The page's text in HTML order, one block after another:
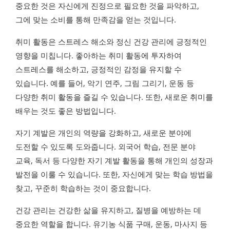
중요한 것은 자신에게 진정으로 필요한 것을 파악하고,
그에 맞는 소비를 통해 만족감을 얻는 것입니다.
취미 활동은 스트레스 해소와 정신 건강 관리에 긍정적인
영향을 미칩니다. 좋아하는 취미 활동에 투자하여
스트레스를 해소하고, 긍정적인 감정을 유지할 수
있습니다. 예를 들어, 악기 연주, 그림 그리기, 운동 등
다양한 취미 활동을 즐길 수 있습니다. 또한, 새로운 취미를
배우는 것도 좋은 방법입니다.
자기 계발은 개인의 역량을 강화하고, 새로운 분야에
도전할 수 있도록 도와줍니다. 외국어 학습, 전문 분야
교육, 독서 등 다양한 자기 계발 활동을 통해 개인의 성장과
발전을 이룰 수 있습니다. 또한, 자신에게 맞는 학습 방법을
찾고, 꾸준히 학습하는 것이 중요합니다.
건강 관리는 건강한 삶을 유지하고, 질병을 예방하는 데
중요한 역할을 합니다. 유기농 식품 구매, 운동, 마사지 등